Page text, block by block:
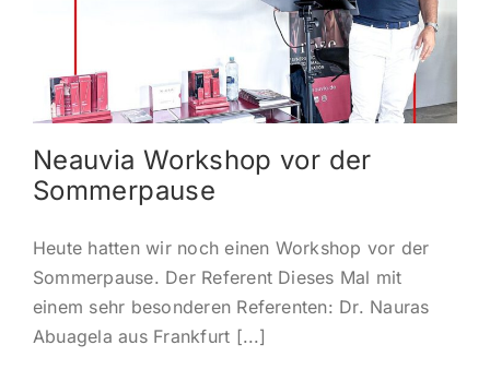
ANMELDEN
IHR WARENKORB
SEARCH
Neauvia Workshop vor der
Sommerpause
Heute hatten wir noch einen Workshop vor der
Sommerpause. Der Referent Dieses Mal mit
einem sehr besonderen Referenten: Dr. Nauras
Abuagela aus Frankfurt [...]